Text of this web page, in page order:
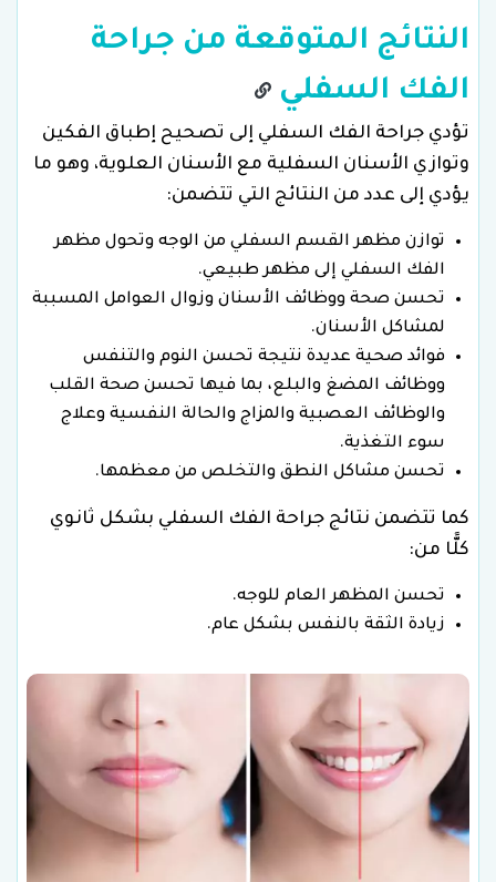
النتائج المتوقعة من جراحة
الفك السفلي
تؤدي جراحة الفك السفلي إلى تصحيح إطباق الفكين
وتوازي الأسنان السفلية مع الأسنان العلوية، وهو ما
يؤدي إلى عدد من النتائج التي تتضمن:
توازن مظهر القسم السفلي من الوجه وتحول مظهر
الفك السفلي إلى مظهر طبيعي.
تحسن صحة ووظائف الأسنان وزوال العوامل المسببة
لمشاكل الأسنان.
فوائد صحية عديدة نتيجة تحسن النوم والتنفس
ووظائف المضغ والبلع، بما فيها تحسن صحة القلب
والوظائف العصبية والمزاج والحالة النفسية وعلاج
سوء التغذية.
تحسن مشاكل النطق والتخلص من معظمها.
كما تتضمن نتائج جراحة الفك السفلي بشكل ثانوي
كلًّا من:
تحسن المظهر العام للوجه.
زيادة الثقة بالنفس بشكل عام.